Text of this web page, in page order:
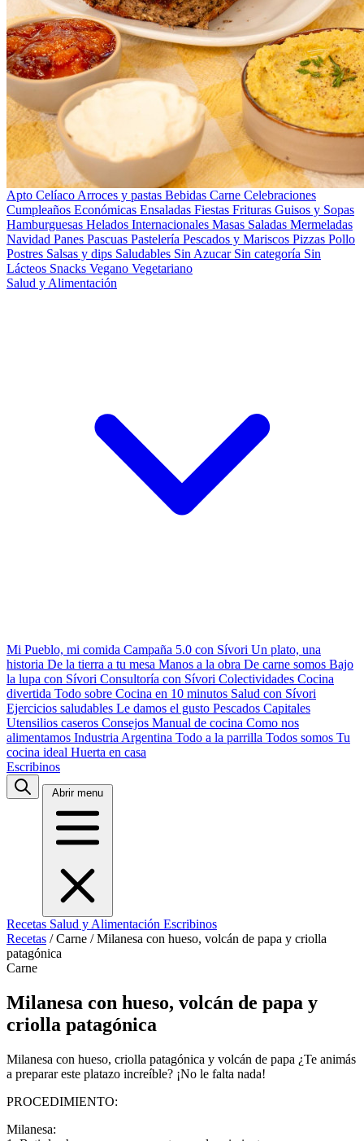
Apto Celíaco Arroces y pastas Bebidas Carne Celebraciones
Cumpleaños Económicas Ensaladas Fiestas Frituras Guisos y Sopas
Hamburguesas Helados Internacionales Masas Saladas Mermeladas
Navidad Panes Pascuas Pastelería Pescados y Mariscos Pizzas Pollo
Postres Salsas y dips Saludables Sin Azucar Sin categoría Sin
Lácteos Snacks Vegano Vegetariano
Salud y Alimentación
Mi Pueblo, mi comida Campaña 5.0 con Sívori Un plato, una
historia De la tierra a tu mesa Manos a la obra De carne somos Bajo
la lupa con Sívori Consultoría con Sívori Colectividades Cocina
divertida Todo sobre Cocina en 10 minutos Salud con Sívori
Ejercicios saludables Le damos el gusto Pescados Capitales
Utensilios caseros Consejos Manual de cocina Como nos
alimentamos Industria Argentina Todo a la parrilla Todos somos Tu
cocina ideal Huerta en casa
Escribinos
Abrir menu
Recetas Salud y Alimentación Escribinos
Recetas / Carne / Milanesa con hueso, volcán de papa y criolla
patagónica
Carne
Milanesa con hueso, volcán de papa y
criolla patagónica
Milanesa con hueso, criolla patagónica y volcán de papa ¿Te animás
a preparar este platazo increíble? ¡No le falta nada!
PROCEDIMIENTO:
Milanesa: